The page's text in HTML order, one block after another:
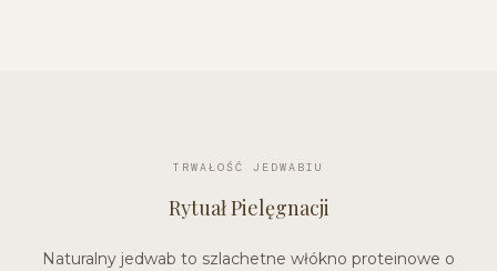
TRWAŁOŚĆ JEDWABIU
Rytuał Pielęgnacji
Naturalny jedwab to szlachetne włókno proteinowe o